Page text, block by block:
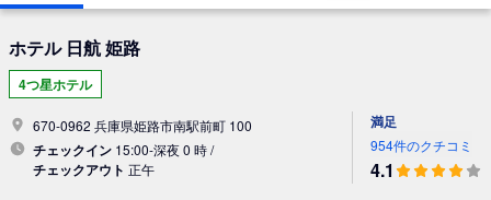
ホテル 日航 姫路
4つ星ホテル
670-0962 兵庫県姫路市南駅前町 100
チェックイン 15:00-深夜 0 時 /
チェックアウト 正午
満足
954件のクチコミ
4.1